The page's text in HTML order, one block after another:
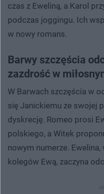
czas z Eweliną, a Karol
podczas joggingu. Ich
w nowy romans.
Barwy szczęścia
zazdrość w
W Barwach szczęścia w
się Janickiemu ze swojej
dyskrecję. Romeo prosi
polskiego, a Witek
nowym numerze.
kolegów Ewą, zaczyna